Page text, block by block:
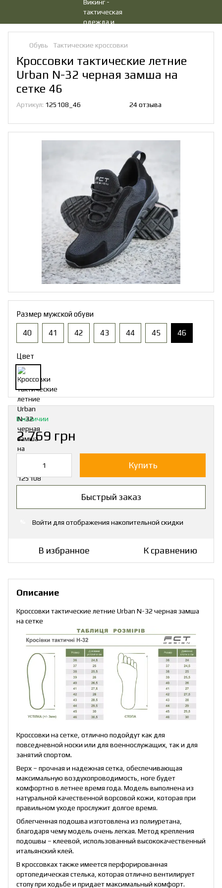
Обувь Тактические кроссовки
Кроссовки тактические летние
Urban N-32 черная замша на
сетке 46
Артикул: 125108_46 24 отзыва
Размер мужской обуви
40 41 42 43 44 45 46
Цвет
В наличии
2 769 грн
Купить
Быстрый заказ
Войти для отображения накопительной скидки
В избранное К сравнению
Описание
Кроссовки тактические летние Urban N-32 черная замша
на сетке
Кроссовки на сетке, отлично подойдут как для
повседневной носки или для военнослужащих, так и для
занятий спортом.
Верх – прочная и надежная сетка, обеспечивающая
максимальную воздухопроводимость, ноге будет
комфортно в летнее время года. Модель выполнена из
натуральной качественной ворсовой кожи, которая при
правильном уходе прослужит долгое время.
Облегченная подошва изготовлена из полиуретана,
благодаря чему модель очень легкая. Метод крепления
подошвы – клеевой, использованный высококачественный
итальянский клей.
В кроссовках также имеется перфорированная
ортопедическая стелька, которая отлично вентилирует
стопу при ходьбе и придает максимальный комфорт.